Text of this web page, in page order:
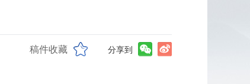
稿件收藏 分享到